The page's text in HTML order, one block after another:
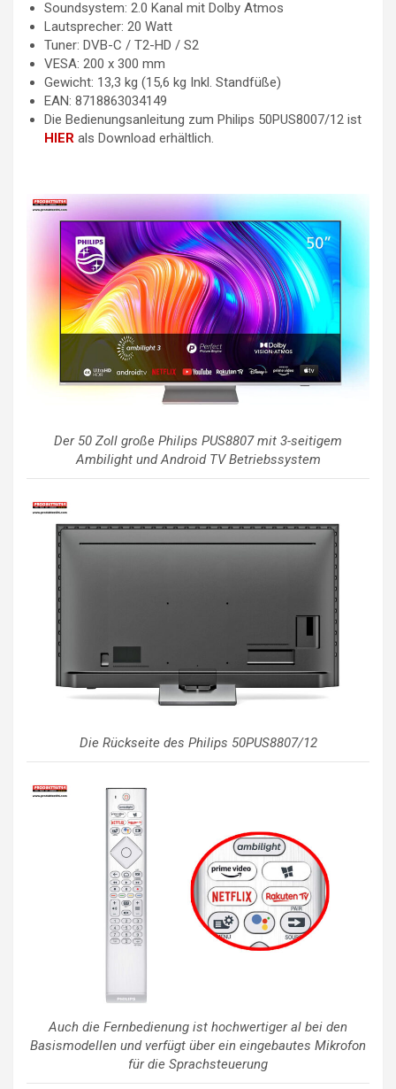
Soundsystem: 2.0 Kanal mit Dolby Atmos
Lautsprecher: 20 Watt
Tuner: DVB-C / T2-HD / S2
VESA: 200 x 300 mm
Gewicht: 13,3 kg (15,6 kg Inkl. Standfüße)
EAN: 8718863034149
Die Bedienungsanleitung zum Philips 50PUS8007/12 ist
HIER als Download erhältlich.
Der 50 Zoll große Philips PUS8807 mit 3-seitigem
Ambilight und Android TV Betriebssystem
Die Rückseite des Philips 50PUS8807/12
Auch die Fernbedienung ist hochwertiger al bei den
Basismodellen und verfügt über ein eingebautes Mikrofon
für die Sprachsteuerung